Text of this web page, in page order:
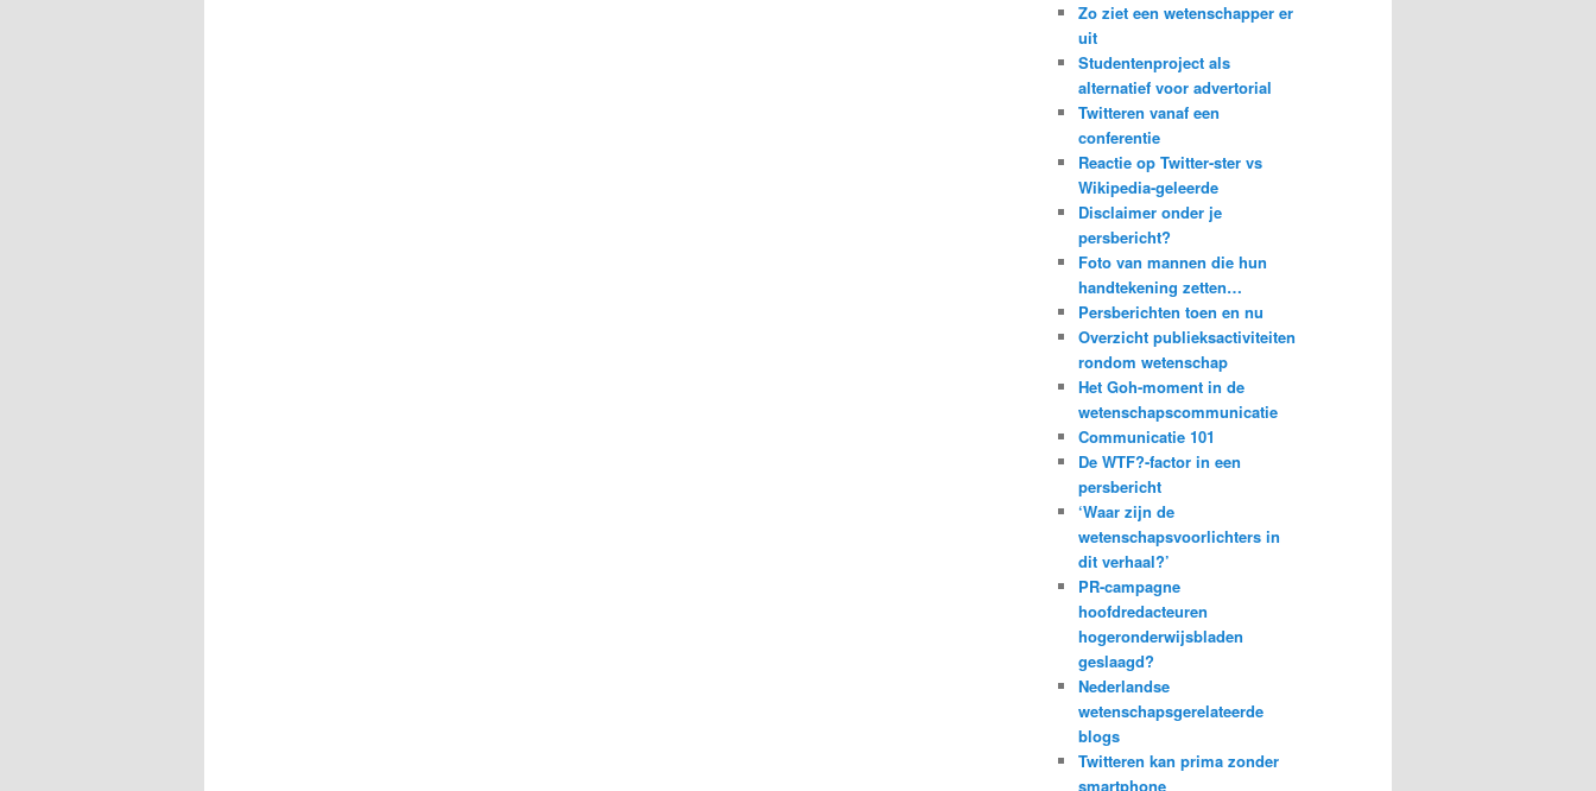
Zo ziet een wetenschapper er
uit
Studentenproject als
alternatief voor advertorial
Twitteren vanaf een
conferentie
Reactie op Twitter-ster vs
Wikipedia-geleerde
Disclaimer onder je
persbericht?
Foto van mannen die hun
handtekening zetten…
Persberichten toen en nu
Overzicht publieksactiviteiten
rondom wetenschap
Het Goh-moment in de
wetenschapscommunicatie
Communicatie 101
De WTF?-factor in een
persbericht
‘Waar zijn de
wetenschapsvoorlichters in
dit verhaal?’
PR-campagne
hoofdredacteuren
hogeronderwijsbladen
geslaagd?
Nederlandse
wetenschapsgerelateerde
blogs
Twitteren kan prima zonder
smartphone